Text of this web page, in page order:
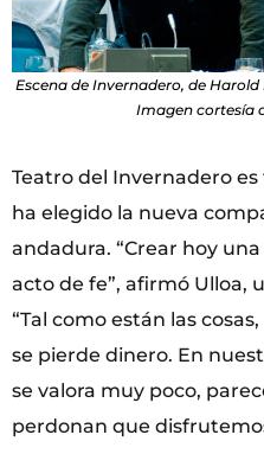
Escena de Invernadero, de
Imagen cortesía
Teatro del Invernadero
ha elegido la nueva
andadura. “Crear hoy
acto de fe”, afirmó Ulloa,
“Tal como están las
se pierde dinero. En
se valora muy poco,
perdonan que